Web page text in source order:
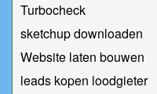
Turbocheck
sketchup downloaden
Website laten bouwen
leads kopen loodgieter